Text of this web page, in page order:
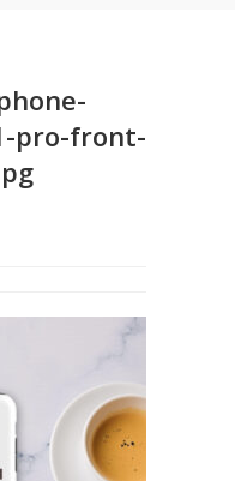
pro-front-